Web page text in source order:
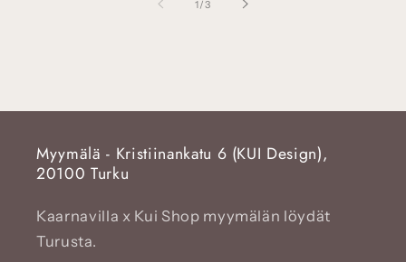
1//3
Myymälä - Kristiinankatu 6 (KUI Design),
20100 Turku
Kaarnavilla x Kui Shop myymälän löydät
Turusta.